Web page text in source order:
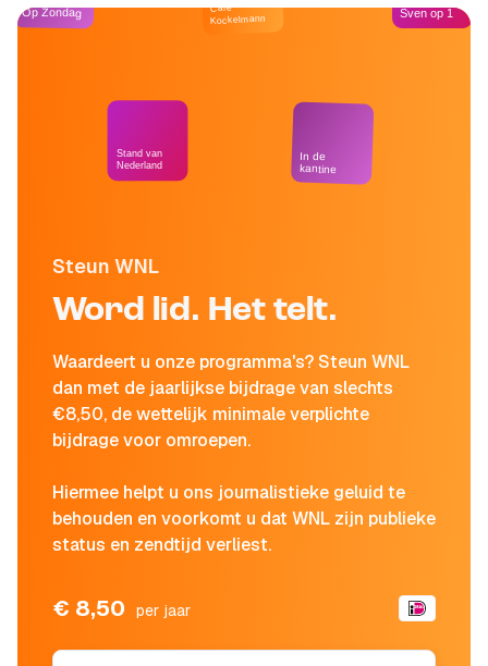
Steun WNL
Word lid. Het telt.
Waardeert u onze programma's? Steun WNL
dan met de jaarlijkse bijdrage van slechts
€8,50, de wettelijk minimale verplichte
bijdrage voor omroepen.
Hiermee helpt u ons journalistieke geluid te
behouden en voorkomt u dat WNL zijn publieke
status en zendtijd verliest.
€ 8,50 per jaar
Op Zondag
Stand van
Nederland
Café
Kockelmann
In de
kantine
Sven op 1